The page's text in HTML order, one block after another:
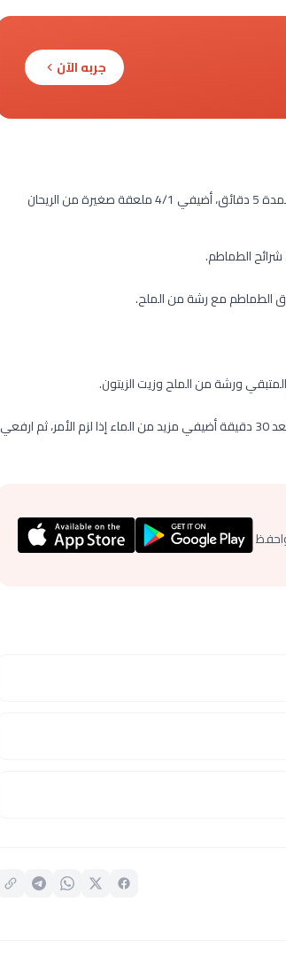
جربه الآن
في مقلاة طهي، سخني الزيت على نار متوسطة الحرارة ثم أضيفي البصل وقلبيه لمدة 5 دقائق، أضيفي 4/1 ملعقة صغيرة من الريحان
الطماطم.
ورشة من الملح وزيت الزيتون.
ضعي الصينية في فرن محمي على حرارة 375 درجة فهرنهايت لمدة 40 دقيقة، بعد 30 دقيقة أضيفي مزيد من الماء إذا لزم الأمر، ثم ارفعي